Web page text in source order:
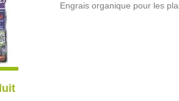
Engrais organique pour les